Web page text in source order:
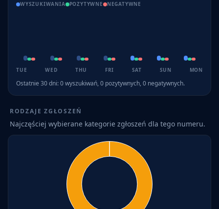
WYSZUKIWANIA POZYTYWNE NEGATYWNE
TUE WED THU FRI SAT SUN MON
Ostatnie 30 dni:0wyszukiwań,0 pozytywnych,0 negatywnych.
RODZAJE ZGŁOSZEŃ
Najczęściej wybierane kategorie zgłoszeń dla tego numeru.